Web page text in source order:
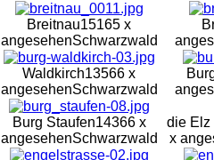
Breitnau15165 x
angesehenSchwarzwald
Waldkirch13566 x
angesehenSchwarzwald
Burg Staufen14366 x
angesehenSchwarzwald
die Elz
x